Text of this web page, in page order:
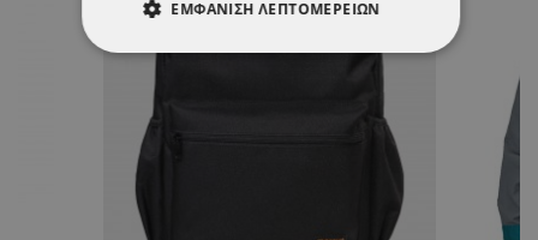
ΕΜΦΆΝΙΣΗ ΛΕΠΤΟΜΕΡΕΙΏΝ
ΣΤΌΧΕΥΣΗΣ